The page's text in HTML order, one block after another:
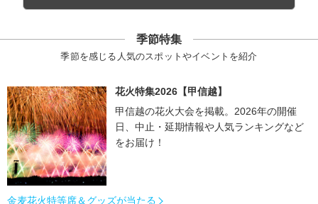
季節特集
季節を感じる人気のスポットやイベントを紹介
花火特集2026【甲信越】
甲信越の花火大会を掲載。2026年の開催
日、中止・延期情報や人気ランキングなど
をお届け！
金麦花火特等席＆グッズが当たる